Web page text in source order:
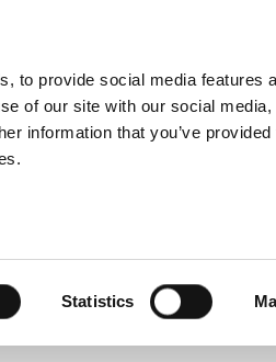
to provide social media features
of our site with our social
information that you’ve
Statistics
Anwendungsbereiche